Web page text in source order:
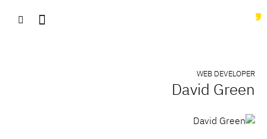
WEB DEVELOPER
David Green